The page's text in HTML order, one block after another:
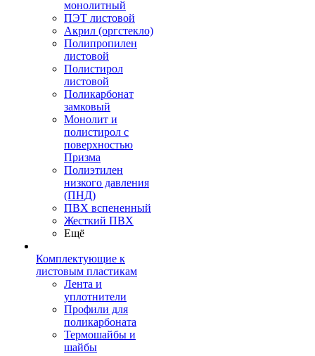
монолитный
ПЭТ листовой
Акрил (оргстекло)
Полипропилен
листовой
Полистирол
листовой
Поликарбонат
замковый
Монолит и
полистирол с
поверхностью
Призма
Полиэтилен
низкого давления
(ПНД)
ПВХ вспененный
Жесткий ПВХ
Ещё
Комплектующие к
листовым пластикам
Лента и
уплотнители
Профили для
поликарбоната
Термошайбы и
шайбы